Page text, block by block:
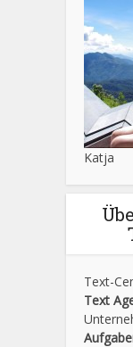
Katja
Text-
Text